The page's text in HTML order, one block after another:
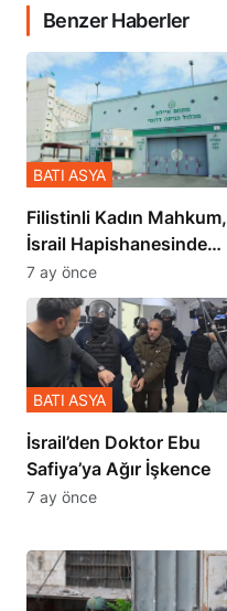
Benzer Haberler
Filistinli Kadın Mahkum,
İsrail Hapishanesindeki
Zulmü Anlattı
BATI ASYA
7 ay önce
İsrail’den Doktor Ebu
Safiya’ya Ağır İşkence
BATI ASYA
7 ay önce